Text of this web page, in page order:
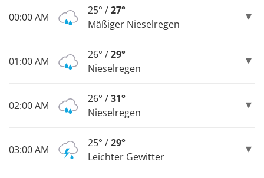
00:00 AM
25° /27°
Mäßiger Nieselregen
01:00 AM
26° /29°
Nieselregen
02:00 AM
26° /31°
Nieselregen
03:00 AM
25° /29°
Leichter Gewitter